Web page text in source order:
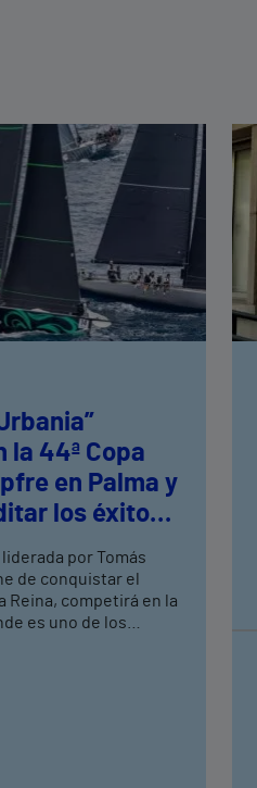
la 44ª Copa
en Palma y
los éxitos
de Vela
por Tomás
de conquistar el
Reina, competirá en la
es uno de los